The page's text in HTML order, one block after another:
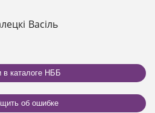
Васіль
в каталоге НББ
об ошибке